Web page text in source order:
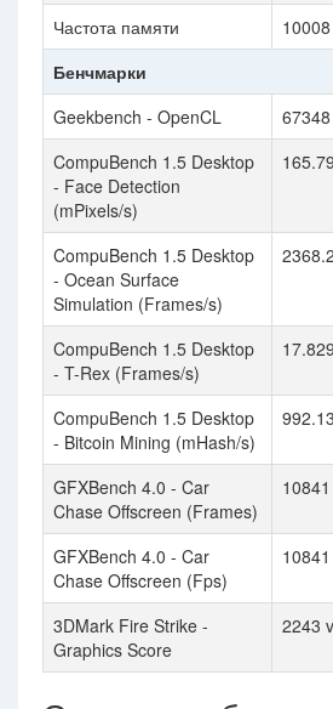
Частота памяти
Бенчмарки
Geekbench - OpenCL
CompuBench 1.5 Desktop
- Face Detection
(mPixels/s)
CompuBench 1.5 Desktop
- Ocean Surface
Simulation (Frames/s)
CompuBench 1.5 Desktop
- T-Rex (Frames/s)
CompuBench 1.5 Desktop
- Bitcoin Mining (mHash/s)
GFXBench 4.0 - Car
Chase Offscreen (Frames)
GFXBench 4.0 - Car
Chase Offscreen (Fps)
3DMark Fire Strike -
Graphics Score
2243